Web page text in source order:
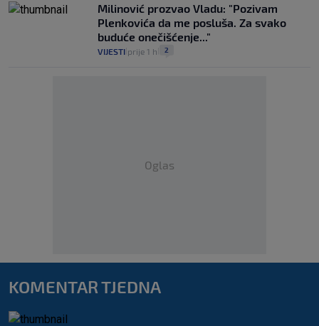
Milinović prozvao Vladu: "Pozivam
Plenkovića da me posluša. Za svako
buduće onečišćenje..."
VIJESTI prije 1 h 2
Oglas
KOMENTAR TJEDNA